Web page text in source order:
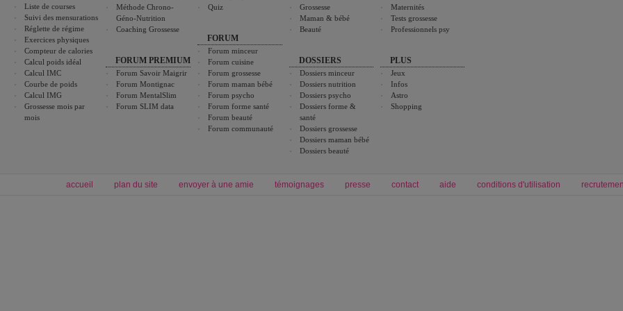
Liste de courses
Suivi des mensurations
Réglette de régime
Exercices physiques
Compteur de calories
Calcul poids idéal
Calcul IMC
Courbe de poids
Calcul IMG
Grossesse mois par
mois
Méthode Chrono-
Géno-Nutrition
Coaching Grossesse
FORUM PREMIUM
Forum Savoir Maigrir
Forum Montignac
Forum MentalSlim
Forum SLIM data
Quiz
FORUM
Forum minceur
Forum cuisine
Forum grossesse
Forum maman bébé
Forum psycho
Forum forme santé
Forum beauté
Forum communauté
Grossesse
Maman & bébé
Beauté
DOSSIERS
Dossiers minceur
Dossiers nutrition
Dossiers psycho
Dossiers forme &
santé
Dossiers grossesse
Dossiers maman bébé
Dossiers beauté
Maternités
Tests grossesse
Professionnels psy
PLUS
Jeux
Infos
Astro
Shopping
accueil plan du site envoyer à une amie témoignages presse contact aide conditions d'utilisation